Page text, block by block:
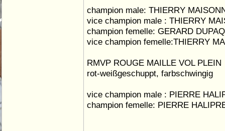
champion male: THIERRY
vice champion male : THIERRY
champion femelle: GERARD
vice champion femelle:THIERRY
RMVP ROUGE MAILLE VOL PLEIN
rot-weißgeschuppt, farbschwingig
vice champion male : PIERRE
champion femelle: PIERRE